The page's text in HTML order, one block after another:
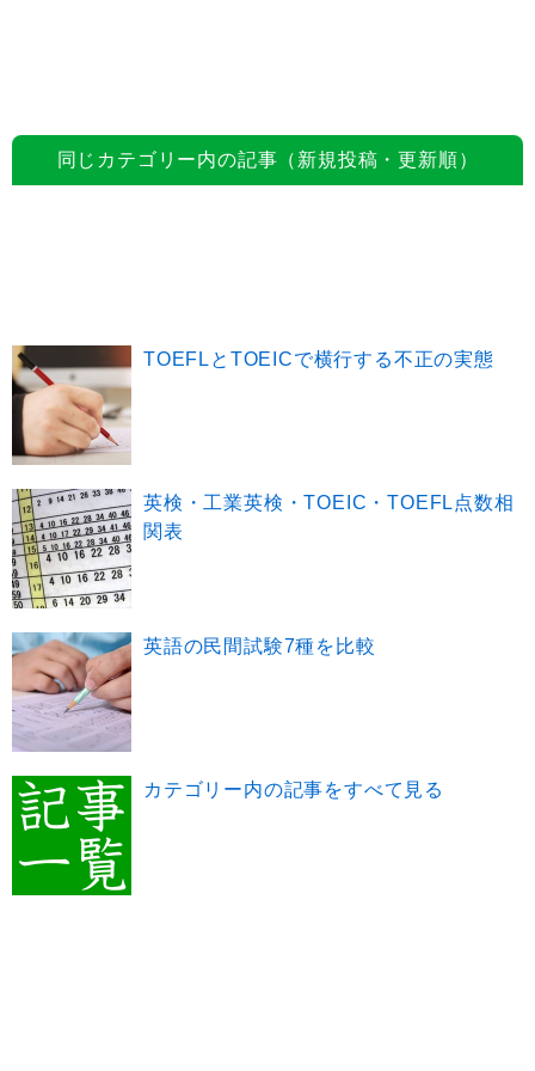
同じカテゴリー内の記事（新規投稿・更新順）
TOEFLとTOEICで横行する不正の実態
英検・工業英検・TOEIC・TOEFL点数相
関表
英語の民間試験7種を比較
カテゴリー内の記事をすべて見る